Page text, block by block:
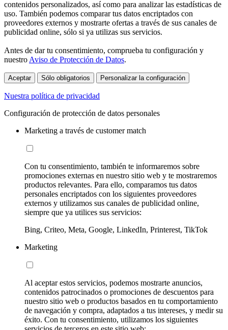
contenidos personalizados, así como para analizar las estadísticas de
uso. También podemos comparar tus datos encriptados con
proveedores externos y mostrarte ofertas a través de sus canales de
publicidad online, sólo si ya utilizas sus servicios.
Antes de dar tu consentimiento, comprueba tu configuración y
nuestro Aviso de Protección de Datos.
Aceptar Sólo obligatorios Personalizar la configuración
Nuestra política de privacidad
Configuración de protección de datos personales
Marketing a través de customer match
Con tu consentimiento, también te informaremos sobre
promociones externas en nuestro sitio web y te mostraremos
productos relevantes. Para ello, comparamos tus datos
personales encriptados con los siguientes proveedores
externos y utilizamos sus canales de publicidad online,
siempre que ya utilices sus servicios:
Bing, Criteo, Meta, Google, LinkedIn, Printerest, TikTok
Marketing
Al aceptar estos servicios, podemos mostrarte anuncios,
contenidos patrocinados o promociones de descuentos para
nuestro sitio web o productos basados en tu comportamiento
de navegación y compra, adaptados a tus intereses, y medir su
éxito. Con tu consentimiento, utilizamos los siguientes